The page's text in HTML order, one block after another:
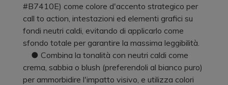
#B7410E) come colore d'accento strategico per
call to action, intestazioni ed elementi grafici su
fondi neutri caldi, evitando di applicarlo come
sfondo totale per garantire la massima leggibilità.
● Combina la tonalità con neutri caldi come
crema, sabbia o blush (preferendoli al bianco puro)
per ammorbidire l'impatto visivo, e utilizza colori